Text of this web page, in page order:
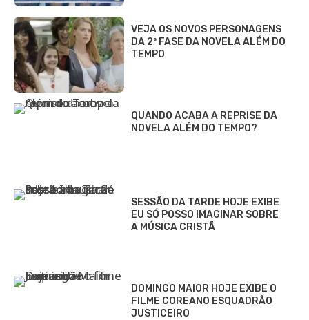
VEJA OS NOVOS PERSONAGENS
DA 2ª FASE DA NOVELA ALÉM DO
TEMPO
QUANDO ACABA A REPRISE DA
NOVELA ALÉM DO TEMPO?
SESSÃO DA TARDE HOJE EXIBE
EU SÓ POSSO IMAGINAR SOBRE
A MÚSICA CRISTÃ
DOMINGO MAIOR HOJE EXIBE O
FILME COREANO ESQUADRÃO
JUSTICEIRO